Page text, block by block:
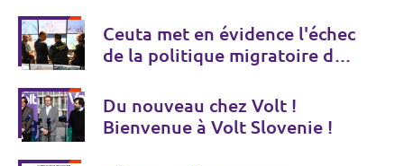
Ceuta met en évidence l'échec
de la politique migratoire de
Du nouveau chez Volt !
Bienvenue à Volt Slovenie !